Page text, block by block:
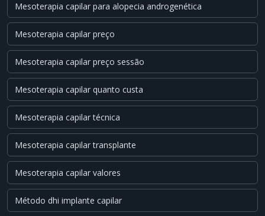
Mesoterapia capilar para alopecia androgenética
Mesoterapia capilar preço
Mesoterapia capilar preço sessão
Mesoterapia capilar quanto custa
Mesoterapia capilar técnica
Mesoterapia capilar transplante
Mesoterapia capilar valores
Método dhi implante capilar